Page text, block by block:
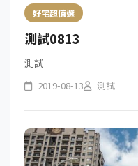
好宅超值選
測試0813
測試
2019-08-13 測試